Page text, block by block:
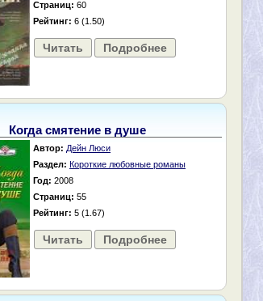
Страниц: 60
Рейтинг: 6 (1.50)
Читать Подробнее
Когда смятение в душе
Автор: Дейн Люси
Раздел: Короткие любовные романы
Год: 2008
Страниц: 55
Рейтинг: 5 (1.67)
Читать Подробнее